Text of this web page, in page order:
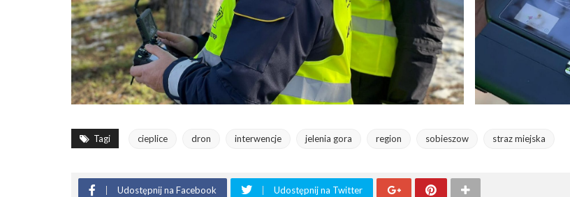
Tagi cieplice dron interwencje jelenia gora region sobieszow straz miejska
Udostępnij na Facebook Udostępnij na Twitter